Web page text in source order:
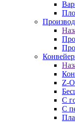
Z-
С
С